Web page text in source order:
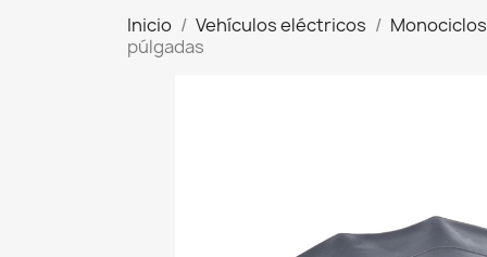
Inicio Vehículos eléctricos
Monociclos
púlgadas